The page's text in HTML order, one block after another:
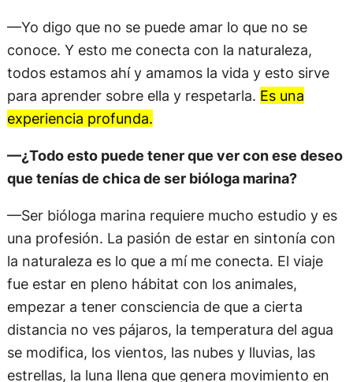
—Yo digo que no se puede amar lo que no se
conoce. Y esto me conecta con la naturaleza,
todos estamos ahí y amamos la vida y esto sirve
para aprender sobre ella y respetarla. Es una
experiencia profunda.
—¿Todo esto puede tener que ver con ese deseo
que tenías de chica de ser bióloga marina?
—Ser bióloga marina requiere mucho estudio y es
una profesión. La pasión de estar en sintonía con
la naturaleza es lo que a mí me conecta. El viaje
fue estar en pleno hábitat con los animales,
empezar a tener consciencia de que a cierta
distancia no ves pájaros, la temperatura del agua
se modifica, los vientos, las nubes y lluvias, las
estrellas, la luna llena que genera movimiento en